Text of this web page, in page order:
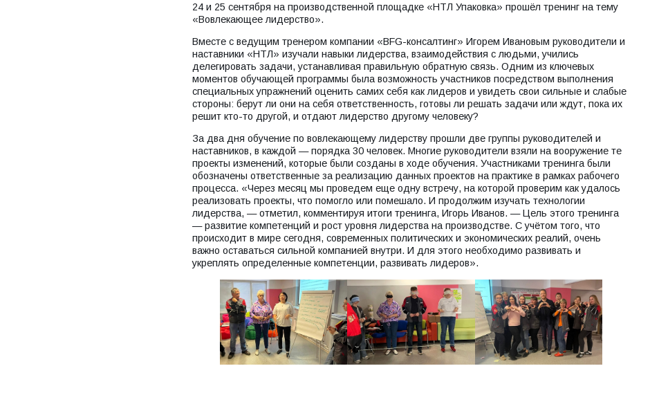
24 и 25 сентября на производственной площадке «НТЛ Упаковка» прошёл тренинг на тему
«Вовлекающее лидерство».
Вместе с ведущим тренером компании «BFG-консалтинг» Игорем Ивановым руководители и
наставники «НТЛ» изучали навыки лидерства, взаимодействия с людьми, учились
делегировать задачи, устанавливая правильную обратную связь. Одним из ключевых
моментов обучающей программы была возможность участников посредством выполнения
специальных упражнений оценить самих себя как лидеров и увидеть свои сильные и слабые
стороны: берут ли они на себя ответственность, готовы ли решать задачи или ждут, пока их
решит кто-то другой, и отдают лидерство другому человеку?
За два дня обучение по вовлекающему лидерству прошли две группы руководителей и
наставников, в каждой — порядка 30 человек. Многие руководители взяли на вооружение те
проекты изменений, которые были созданы в ходе обучения. Участниками тренинга были
обозначены ответственные за реализацию данных проектов на практике в рамках рабочего
процесса. «Через месяц мы проведем еще одну встречу, на которой проверим как удалось
реализовать проекты, что помогло или помешало. И продолжим изучать технологии
лидерства, — отметил, комментируя итоги тренинга, Игорь Иванов. — Цель этого тренинга
— развитие компетенций и рост уровня лидерства на производстве. С учётом того, что
происходит в мире сегодня, современных политических и экономических реалий, очень
важно оставаться сильной компанией внутри. И для этого необходимо развивать и
укреплять определенные компетенции, развивать лидеров».